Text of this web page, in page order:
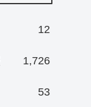
12
1,726
53